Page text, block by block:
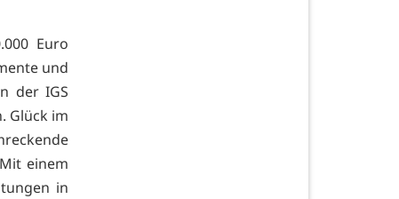
Euro
und
der IGS
Glück im
einem
in